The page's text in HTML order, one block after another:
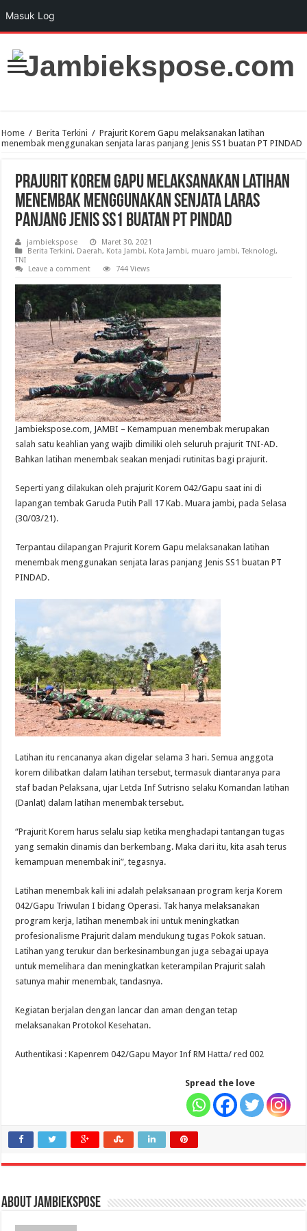
Home / Berita Terkini / Prajurit Korem Gapu melaksanakan latihan
menembak menggunakan senjata laras panjang Jenis SS1 buatan PT PINDAD
Prajurit Korem Gapu melaksanakan latihan
menembak menggunakan senjata laras
panjang Jenis SS1 buatan PT PINDAD
jambiekspose
Maret 30, 2021
Berita Terkini, Daerah, Kota Jambi, Kota Jambi, muaro jambi,Teknologi,
TNI
Leave a comment
744 Views
Jambiekspose.com, JAMBI – Kemampuan menembak merupakan
salah satu keahlian yang wajib dimiliki oleh seluruh prajurit TNI-AD.
Bahkan latihan menembak seakan menjadi rutinitas bagi prajurit.
Seperti yang dilakukan oleh prajurit Korem 042/Gapu saat ini di
lapangan tembak Garuda Putih Pall 17 Kab. Muara jambi, pada Selasa
(30/03/21).
Terpantau dilapangan Prajurit Korem Gapu melaksanakan latihan
menembak menggunakan senjata laras panjang Jenis SS1 buatan PT
PINDAD.
Latihan itu rencananya akan digelar selama 3 hari. Semua anggota
korem dilibatkan dalam latihan tersebut, termasuk diantaranya para
staf badan Pelaksana, ujar Letda Inf Sutrisno selaku Komandan latihan
(Danlat) dalam latihan menembak tersebut.
“Prajurit Korem harus selalu siap ketika menghadapi tantangan tugas
yang semakin dinamis dan berkembang. Maka dari itu, kita asah terus
kemampuan menembak ini”, tegasnya.
Latihan menembak kali ini adalah pelaksanaan program kerja Korem
042/Gapu Triwulan I bidang Operasi. Tak hanya melaksanakan
program kerja, latihan menembak ini untuk meningkatkan
profesionalisme Prajurit dalam mendukung tugas Pokok satuan.
Latihan yang terukur dan berkesinambungan juga sebagai upaya
untuk memelihara dan meningkatkan keterampilan Prajurit salah
satunya mahir menembak, tandasnya.
Kegiatan berjalan dengan lancar dan aman dengan tetap
melaksanakan Protokol Kesehatan.
Authentikasi : Kapenrem 042/Gapu Mayor Inf RM Hatta/ red 002
Spread the love
About jambiekspose
Masuk Log